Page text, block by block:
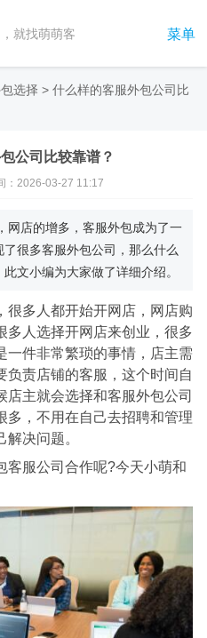
菜单
就找萌萌客
选择 > 什么样的客服外包公司比
公司比较靠谱？
：2026-03-27 11:17
网店的增多，客服外包成为了一
很多客服外包公司，那么什么
文小编为大家做了详细介绍。
很多人都开始开网店，网店购
多人选择开网店来创业，很多
一件非常繁琐的事情，店主需
负责店铺的客服，这个时间自
主就会选择和客服外包公司
多，不用在自己去招聘和管理
决问题。
客服公司合作呢?今天小萌和